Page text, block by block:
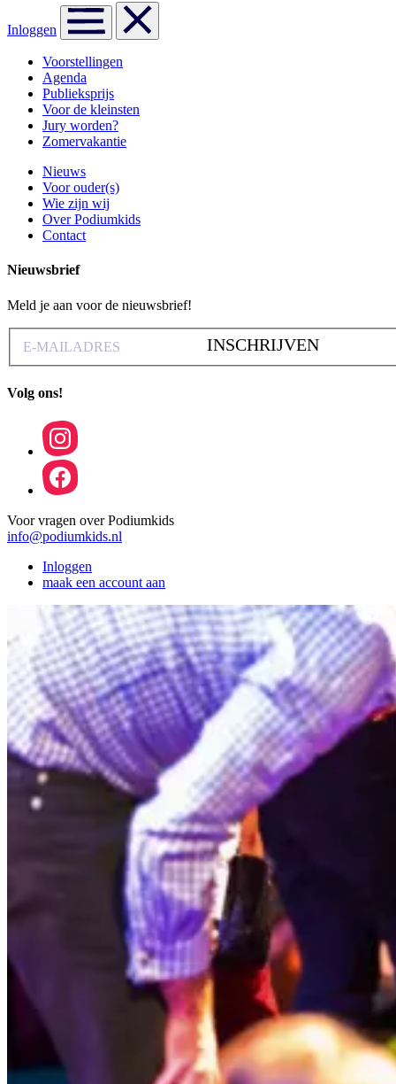
Inloggen
Voorstellingen
Agenda
Publieksprijs
Voor de kleinsten
Jury worden?
Zomervakantie
Nieuws
Voor ouder(s)
Wie zijn wij
Over Podiumkids
Contact
Nieuwsbrief
Meld je aan voor de nieuwsbrief!
INSCHRIJVEN
Volg ons!
Voor vragen over Podiumkids
info@podiumkids.nl
Inloggen
maak een account aan